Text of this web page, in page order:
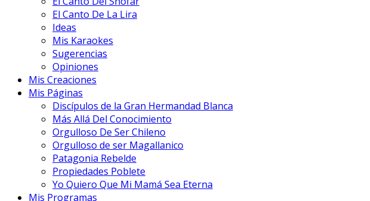
El Canto De La Lira
Ideas
Mis Karaokes
Sugerencias
Opiniones
Mis Creaciones
Mis Páginas
Discípulos de la Gran Hermandad Blanca
Más Allá Del Conocimiento
Orgulloso De Ser Chileno
Orgulloso de ser Magallanico
Patagonia Rebelde
Propiedades Poblete
Yo Quiero Que Mi Mamá Sea Eterna
Mis Programas